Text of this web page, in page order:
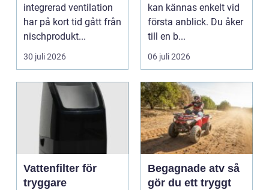
integrerad ventilation
har på kort tid gått från
nischprodukt...
30 juli 2026
kan kännas enkelt vid
första anblick. Du åker
till en b...
06 juli 2026
Vattenfilter för
tryggare
Begagnade atv så
gör du ett tryggt